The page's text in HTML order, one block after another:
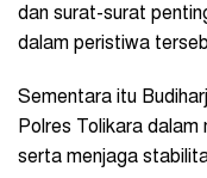
dan surat-surat
dalam peristiwa
Sementara itu
Polres Tolikara dalam
serta menjaga